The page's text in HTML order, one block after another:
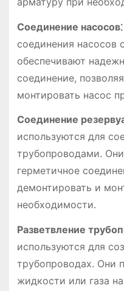
Соединение насосов⁚
соединения насосов
обеспечивают
соединение,
монтировать насос
Соединение
используются для
трубопроводами.
герметичное
демонтировать и
необходимости.
Разветвление
используются для
трубопроводах. Они
жидкости или газа